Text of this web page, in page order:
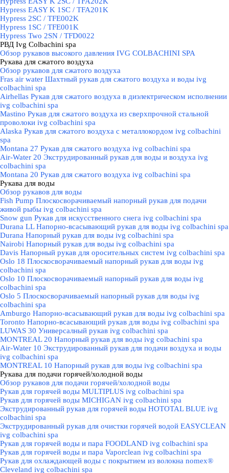
Hypress EASY K 1SC / TFA201K
Hypress 2SC / TFE002K
Hypress 1SC / TFE001K
Hypress Two 2SN / TFD0022
РВД Ivg Colbachini spa
Обзор рукавов высокого давления IVG COLBACHINI SPA
Рукава для сжатого воздуха
Обзор рукавов для сжатого воздуха
Fras air water Шахтный рукав для сжатого воздуха и воды ivg
colbachini spa
Airhellas Рукав для сжатого воздуха в диэлектрическом исполнении
ivg colbachini spa
Mastino Рукав для сжатого воздуха из сверхпрочной стальной
проволоки ivg colbachini spa
Alaska Рукав для сжатого воздуха с металлокордом ivg colbachini
spa
Montana 27 Рукав для сжатого воздуха ivg colbachini spa
Air-Water 20 Экструдированный рукав для воды и воздуха ivg
colbachini spa
Montana 20 Рукав для сжатого воздуха ivg colbachini spa
Рукава для воды
Обзор рукавов для воды
Fish Pump Плоскосворачиваемый напорный рукав для подачи
живой рыбы ivg colbachini spa
Snow gun Рукав для искусственного снега ivg colbachini spa
Durana LL Напорно-всасывающий рукав для воды ivg colbachini spa
Durana Напорный рукав для воды ivg colbachini spa
Nairobi Напорный рукав для воды ivg colbachini spa
Davis Напорный рукав для оросительных систем ivg colbachini spa
Oslo 18 Плоскосворачиваемый напорный рукав для воды ivg
colbachini spa
Oslo 10 Плоскосворачиваемый напорный рукав для воды ivg
colbachini spa
Oslo 5 Плоскосворачиваемый напорный рукав для воды ivg
colbachini spa
Amburgo Напорно-всасывающий рукав для воды ivg colbachini spa
Toronto Напорно-всасывающий рукав для воды ivg colbachini spa
LUWAS 30 Универсалный рукав ivg colbachini spa
MONTREAL 20 Напорный рукав для воды ivg colbachini spa
Air-Water 10 Экструдированный рукав для подачи воздуха и воды
ivg colbachini spa
MONTREAL 10 Напорный рукав для воды ivg colbachini spa
Рукава для подачи горячей/холодной воды
Обзор рукавов для подачи горячей/холодной воды
Рукав для горячей воды MULTIPLUS ivg colbachini spa
Рукав для горячей воды MICHIGAN ivg colbachini spa
Экструдированный рукав для горячей воды HOTOTAL BLUE ivg
colbachini spa
Экструдированный рукав для очистки горячей водой EASYCLEAN
ivg colbachini spa
Рукав для горячей воды и пара FOODLAND ivg colbachini spa
Рукав для горячей воды и пара Vaporclean ivg colbachini spa
Рукав для охлаждающей воды с покрытием из волокна nomex®
Cleveland ivg colbachini spa